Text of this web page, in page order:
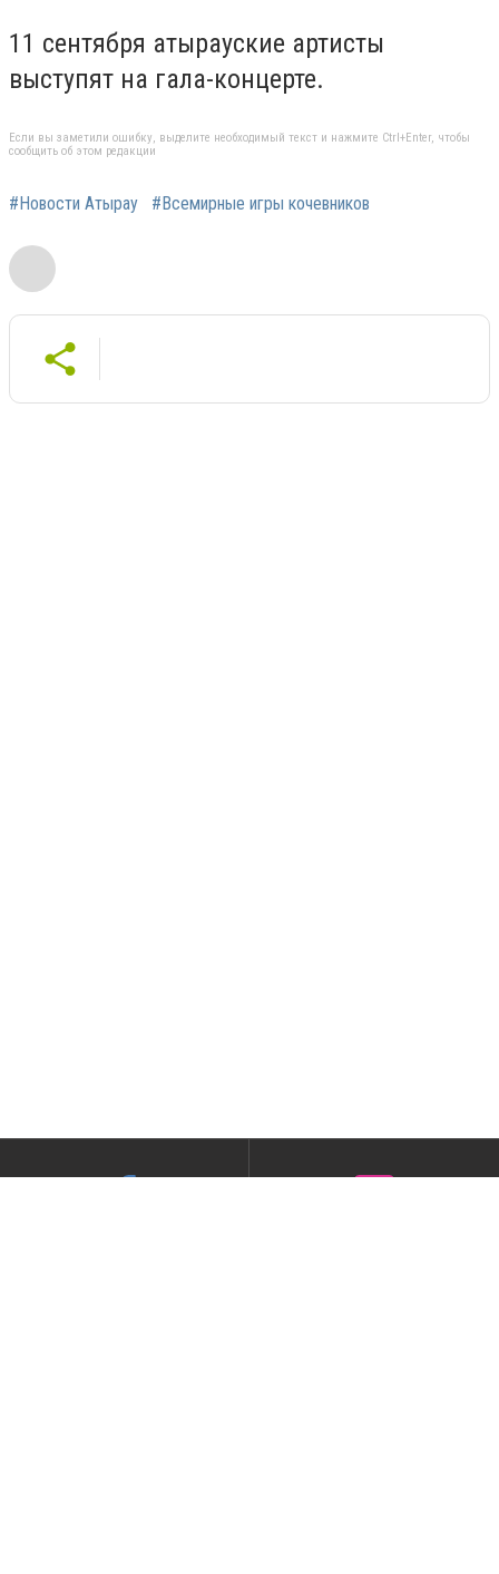
11 сентября атырауские артисты
выступят на гала-концерте.
Если вы заметили ошибку, выделите необходимый текст и нажмите Ctrl+Enter, чтобы
сообщить об этом редакции
#Новости Атырау #Всемирные игры кочевников